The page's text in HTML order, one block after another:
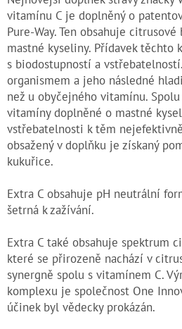
vitamínu C je doplněný o
Pure-Way. Ten obsahuje
mastné kyseliny. Přídavek těchto
s biodostupností a
organismem a jeho následné
než u obyčejného vitamínu.
vitamíny doplněné o mastné
vstřebatelnosti k těm
obsažený v doplňku je získaný
kukuřice.
Extra C obsahuje pH neutrální
šetrná k zažívání.
Extra C také obsahuje spektrum
které se přirozeně nachází v
synergně spolu s vitamínem C.
komplexu je společnost One
účinek byl vědecky prokázán.